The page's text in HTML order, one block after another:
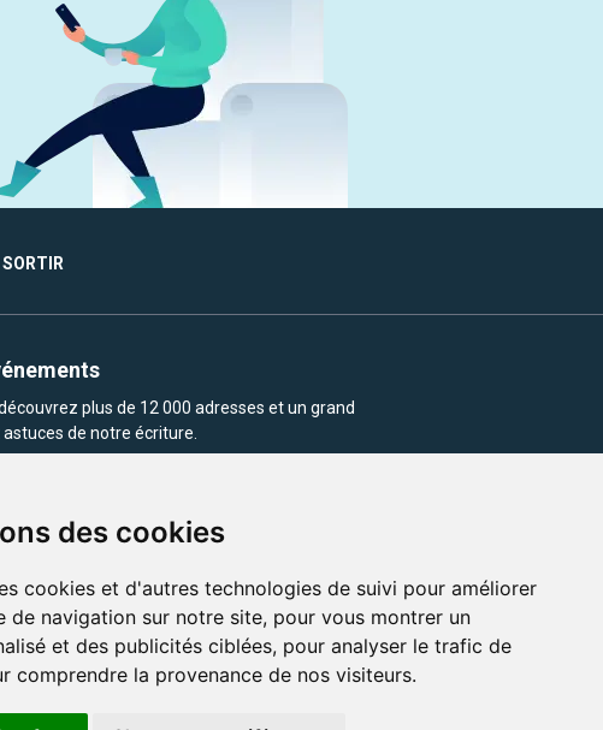
des cookies
cookies et d'autres technologies de suivi pour améliorer
de navigation sur notre site, pour vous montrer un
et des publicités ciblées, pour analyser le trafic de
comprendre la provenance de nos visiteurs.
SORTIR
plus de 12 000 adresses et un grand
de notre écriture.
Le contenu et les images utilisés sur ce site